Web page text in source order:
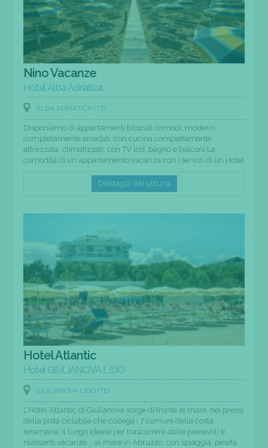
Nino Vacanze
Hotel Alba Adriatica
ALBA ADRIATICA (TE)
Disponiamo di appartamenti bilocali comodi, moderni,
completamente arredati, con cucina completamente
attrezzata. climatizzati, con TV lcd, bagno e balconi.La
comodità di un appartamento vacanza con i servizi di un Hotel
Dettagli Struttura
Hotel Atlantic
Hotel GIULIANOVA LIDO
GIULIANOVA LIDO (TE)
L'Hotel Atlantic di Giulianova sorge di fronte al mare, nei pressi
della pista ciclabile che collega i 7 comuni della costa
teramana, il luogo ideale per trascorrere delle piacevoli e
rilassanti vacanze … al mare in Abruzzo. con spiaggia, pineta